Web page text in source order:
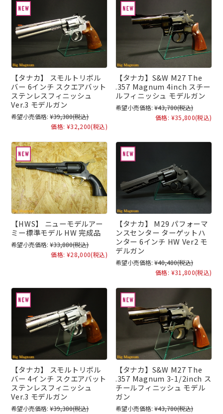
【タナカ】 スモルトリボル
バー 6インチ スクエアバット
ステンレスフィニッシュ
Ver.3 モデルガン
希望小売価格: ¥39,380(税込)
価格: ¥32,200(税込)
【タナカ】S&W M27 The
.357 Magnum 4inch スチー
ルフィニッシュ モデルガン
希望小売価格: ¥43,780(税込)
価格: ¥35,800(税込)
【HWS】 ニューモデルアー
ミー標準モデル HW 完成品
希望小売価格: ¥33,880(税込)
価格: ¥28,000(税込)
【タナカ】 M29 パフォーマ
ンスセンター ターゲットハ
ンター 6インチ HW Ver2 モ
デルガン
希望小売価格: ¥40,480(税込)
価格: ¥31,800(税込)
【タナカ】 スモルトリボル
バー 4インチ スクエアバット
ステンレスフィニッシュ
Ver.3 モデルガン
希望小売価格: ¥39,380(税込)
【タナカ】S&W M27 The
.357 Magnum 3-1/2inch ス
チールフィニッシュ モデル
ガン
希望小売価格: ¥43,780(税込)